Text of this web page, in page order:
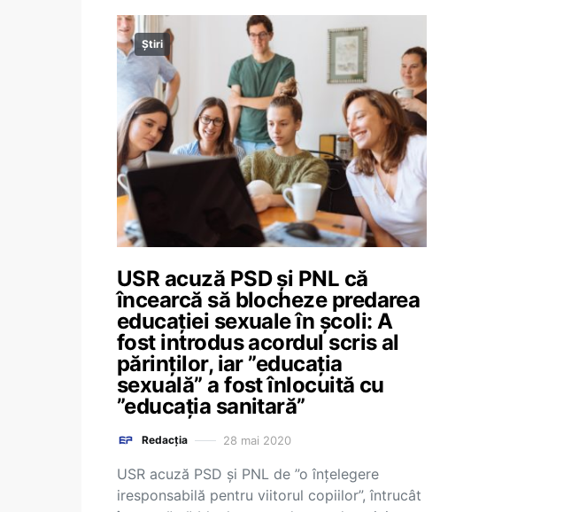
Știri
USR acuză PSD şi PNL că
încearcă să blocheze predarea
educaţiei sexuale în şcoli: A
fost introdus acordul scris al
părinţilor, iar ”educaţia
sexuală” a fost înlocuită cu
”educaţia sanitară”
Redacția 28 mai 2020
USR acuză PSD şi PNL de ”o înţelegere
iresponsabilă pentru viitorul copiilor”, întrucât